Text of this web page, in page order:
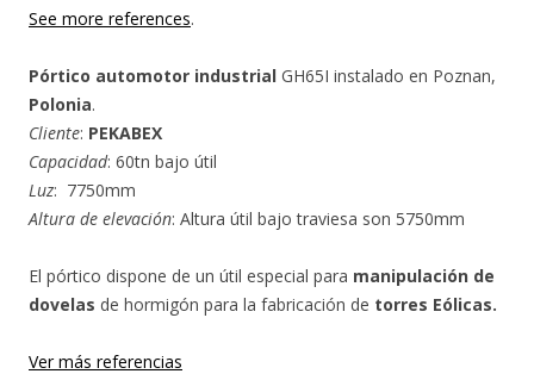
See more references.
Pórtico automotor industrial GH65I instalado en Poznan,
Polonia.
Cliente: PEKABEX
Capacidad: 60tn bajo útil
Luz: 7750mm
Altura de elevación: Altura útil bajo traviesa son 5750mm
El pórtico dispone de un útil especial para manipulación de
dovelas de hormigón para la fabricación de torres Eólicas.
Ver más referencias